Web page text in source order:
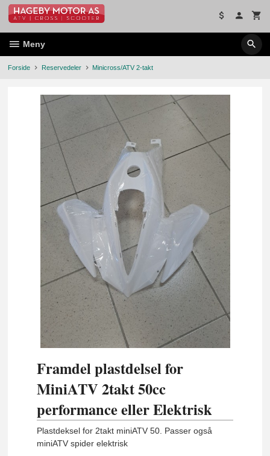
Gå
innholdet
Meny
Forside Reservedeler Minicross/ATV 2-takt
Framdel plastdelsel for
MiniATV 2takt 50cc
performance eller Elektrisk
Plastdeksel for 2takt miniATV 50. Passer også
miniATV spider elektrisk